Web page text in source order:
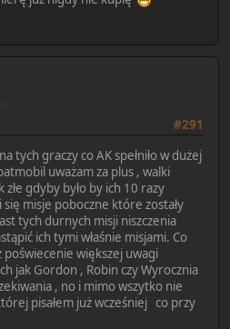
#291
tych graczy co AK spełniło w dużej
uważam za plus , walki
złe gdyby było by ich 10 razy
misje poboczne które zostały
tych durnych misji niszczenia
ich tymi właśnie misjami. Co
poświecenie większej uwagi
jak Gordon , Robin czy Wyrocznia
, no i mimo wszytko nie
pisałem już wcześniej co przy